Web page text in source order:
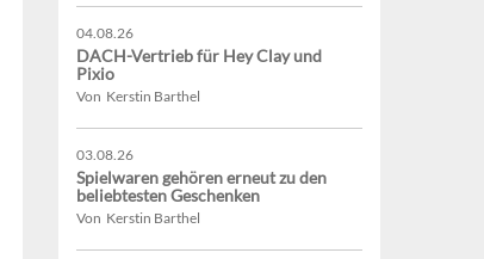
04.08.26
DACH-Vertrieb für Hey Clay und
Pixio
Von Kerstin Barthel
03.08.26
Spielwaren gehören erneut zu den
beliebtesten Geschenken
Von Kerstin Barthel